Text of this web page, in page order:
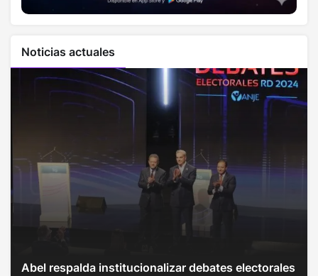
Noticias actuales
Abel respalda institucionalizar debates electorales